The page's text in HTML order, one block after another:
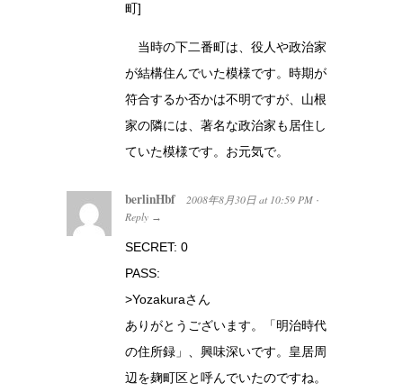
町]
当時の下二番町は、役人や政治家
が結構住んでいた模様です。時期が
符合するか否かは不明ですが、山根
家の隣には、著名な政治家も居住し
ていた模様です。お元気で。
berlinHbf 2008年8月30日 at 10:59 PM ·
Reply →
SECRET: 0
PASS:
>Yozakuraさん
ありがとうございます。「明治時代
の住所録」、興味深いです。皇居周
辺を麹町区と呼んでいたのですね。